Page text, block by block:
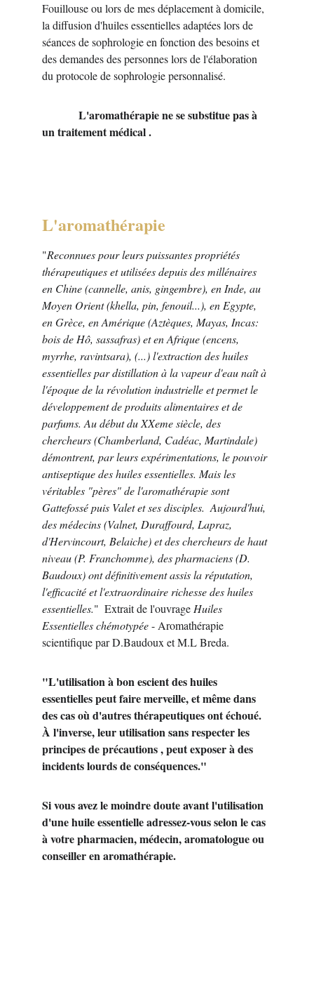
Fouillouse ou lors de mes déplacement à domicile,
la diffusion d'huiles essentielles adaptées lors de
séances de sophrologie en fonction des besoins et
des demandes des personnes lors de l'élaboration
du protocole de sophrologie personnalisé.
             L'aromathérapie ne se substitue pa
s à
un traitement médical .
L'aromathérapie
"Reconnues pour leurs puissantes propriétés
thérapeutiques et utilisées depuis des millénaires
en Chine (cannelle, anis, gingembre), en Inde, au
Moyen Orient (khella, pin, fenouil...), en Egypte,
en Grèce, en Amérique (Aztèques, Mayas, Incas:
bois de Hô, sassafras) et en Afrique (encens,
myrrhe, ravintsara), (...) l'extraction des huiles
essentielles par distillation à la vapeur d'eau naît à
l'époque de la révolution industrielle et permet le
développement de produits alimentaires et de
parfums. Au début du XXeme siècle, des
chercheurs (Chamberland, Cadéac, Martindale)
démontrent, par leurs expérimentations, le pouvoir
antiseptique des huiles essentielles. Mais les
véritables "pères" de l'aromathérapie sont
Gattefossé puis Valet et ses disciples.  Aujourd'hui,
des médecins (Valnet, Duraffourd, Lapraz,
d'Hervincourt, Belaiche) et des chercheurs de haut
niveau (P. Franchomme), des pharmaciens (D.
Baudoux) ont définitivement assis la réputation,
l'efficacité et l'extraordinaire richesse des huiles
essentielles."  Extrait de l'ouvrage Huiles
Essentielles chémotypée - Aromathérapie
scientifique par D.Baudoux et M.L Breda.
"L'utilisation à bon escient des huiles
essentielles peut faire merveille, et même dans
des cas où d'autres thérapeutiques ont échoué.
À l'inverse, leur utilisation sans respecter les
principes de précautions , peut exposer à des
incidents lourds de conséquences."
Si vous avez le moindre doute avant l'utilisation
d'une huile essentielle adressez-vous selon le cas
à votre pharmacien, médecin, aromatologue ou
conseiller en aromathérapie.